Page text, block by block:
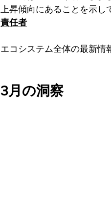
上昇傾向にあることを示し
責任者
エコシステム全体の最新情
3月の洞察